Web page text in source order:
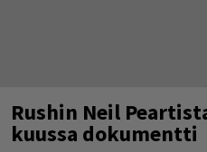
Rushin Neil
kuussa dokumentti